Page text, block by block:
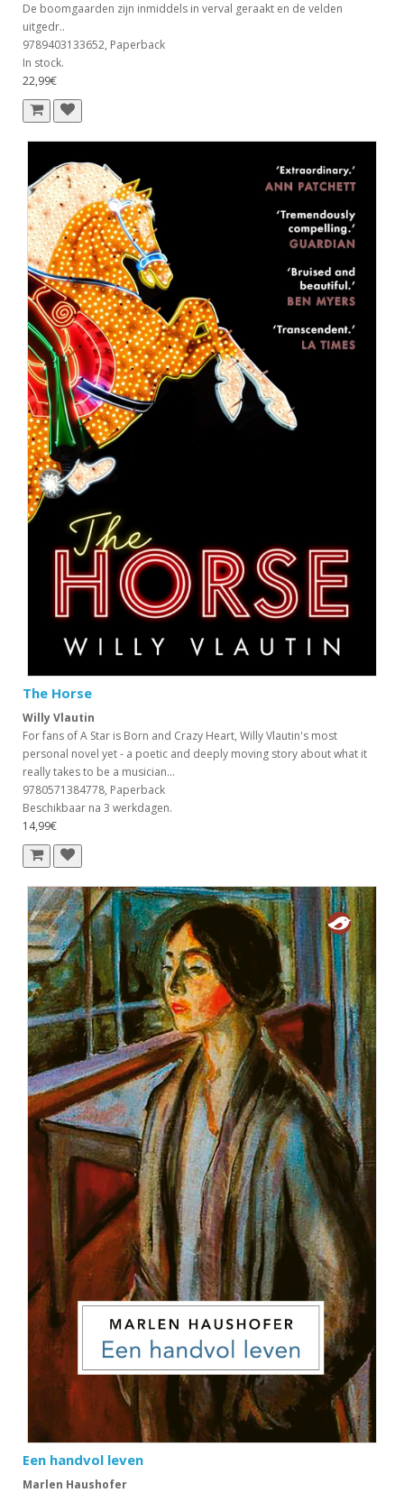
De boomgaarden zijn inmiddels in verval geraakt en de velden
uitgedr..
9789403133652, Paperback
In stock.
22,99€
The Horse
Willy Vlautin
For fans of A Star is Born and Crazy Heart, Willy Vlautin's most
personal novel yet - a poetic and deeply moving story about what it
really takes to be a musician...
9780571384778, Paperback
Beschikbaar na 3 werkdagen.
14,99€
Een handvol leven
Marlen Haushofer